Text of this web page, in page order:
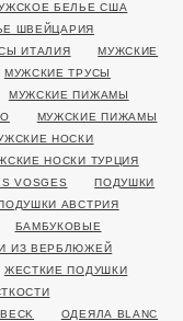
БЕЛЬЕ США
ШВЕЙЦАРИЯ
ИТАЛИЯ
МУЖСКИЕ
МУЖСКИЕ ТРУСЫ
МУЖСКИЕ ПИЖАМЫ
МУЖСКИЕ ПИЖАМЫ
НОСКИ
НОСКИ ТУРЦИЯ
VOSGES
ПОДУШКИ
АВСТРИЯ
БАМБУКОВЫЕ
ИЗ ВЕРБЛЮЖЕЙ
ЖЕСТКИЕ ПОДУШКИ
ОДЕЯЛА BLANC